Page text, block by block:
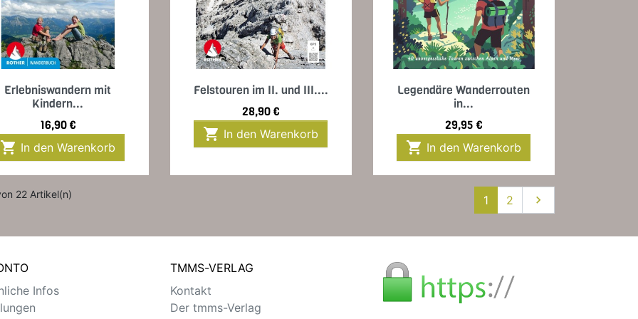
Vorschau
Erlebniswandern mit
Kindern...
Preis
16,90 €
 In den Warenkorb
Vorschau
Felstouren im II. und III....
Preis
28,90 €
 In den Warenkorb
 Vorschau
Legendäre Wanderrouten
in...
Preis
29,95 €
 In den Warenkorb
22 Artikel(n) 1 2 Weiter

Infos
TMMS-VERLAG
Kontakt
Der tmms-Verlag